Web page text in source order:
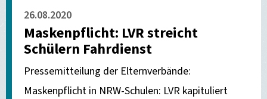
26.08.2020
Maskenpflicht: LVR streicht
Schülern Fahrdienst
Pressemitteilung der Elternverbände:
Maskenpflicht in NRW-Schulen: LVR kapituliert